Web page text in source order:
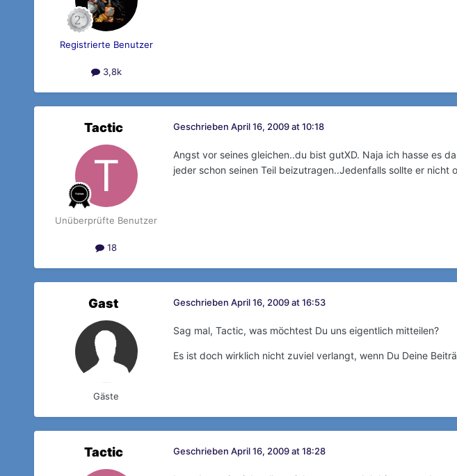
Registrierte Benutzer
3,8k
Tactic
Unüberprüfte Benutzer
18
Geschrieben April 16, 2009 at 10:18
Angst vor seines gleichen..du bist gutXD. Naja ich hasse es
jeder schon seinen Teil beizutragen..Jedenfalls sollte er nicht
Gast
Gäste
Geschrieben April 16, 2009 at 16:53
Sag mal, Tactic, was möchtest Du uns eigentlich mitteilen?
Es ist doch wirklich nicht zuviel verlangt, wenn Du Deine
Tactic Geschrieben April 16, 2009 at 18:28